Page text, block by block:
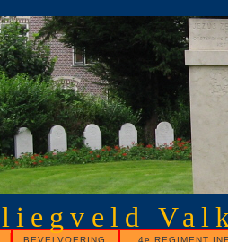
BEVELVOERING 4e REGIMENT